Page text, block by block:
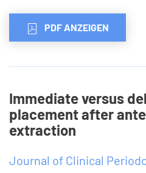
PDF ANZEIGEN
Immediate versus
placement after
extraction
Journal of Clinical